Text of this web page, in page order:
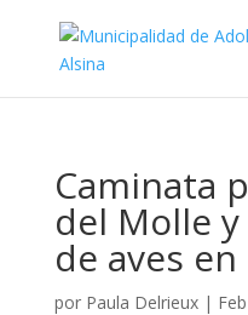
Caminata
del Molle
de aves
por Paula Delrieux|